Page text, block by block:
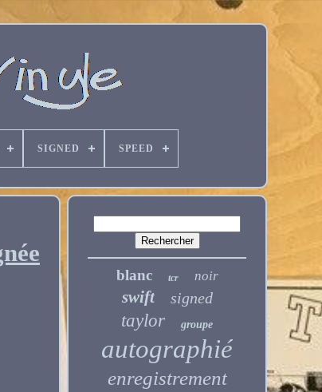
SIGNED SPEED
blanc tcr noir
swift signed
taylor groupe
autographié
enregistrement